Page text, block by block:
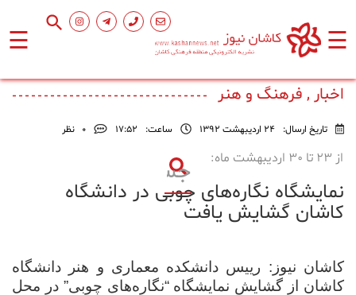
☰ ☰
اصلی
فرهنگ
و
هنر
ورزشی
اخبار , فرهنگ و هنر
تاریخ ارسال: 24 اردیبهشت 1392 ساعت: ۱۷:۵۲ 0 نظر
از 23 تا 30 اردیبهشت ماه:
نمایشگاه نگاره‌های چوبی در دانشگاه
کاشان گشایش یافت
کاشان نیوز: رییس دانشکده معماری و هنر دانشگاه
کاشان از گشایش نمایشگاه “نگاره‌های چوبی” در محل